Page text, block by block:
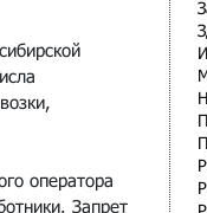
оператора
Запрет